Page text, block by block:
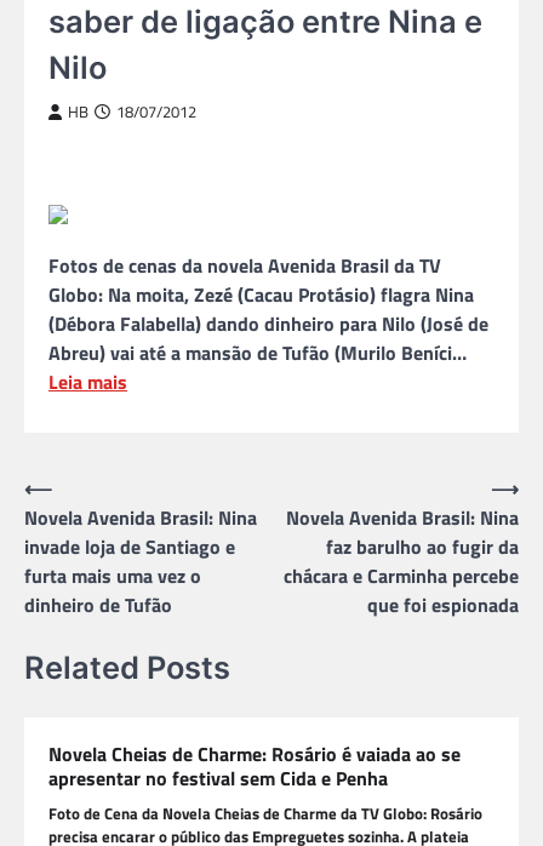
saber de ligação entre Nina e
Nilo
HB 18/07/2012
Fotos de cenas da novela Avenida Brasil da TV
Globo: Na moita, Zezé (Cacau Protásio) flagra Nina
(Débora Falabella) dando dinheiro para Nilo (José de
Abreu) vai até a mansão de Tufão (Murilo Beníci…
Leia mais
Navegação
de
Post
⟵
Novela Avenida Brasil: Nina
invade loja de Santiago e
furta mais uma vez o
dinheiro de Tufão
Novela Avenida Brasil: Nina
faz barulho ao fugir da
chácara e Carminha percebe
que foi espionada
⟶
Related Posts
Novela Cheias de Charme: Rosário é vaiada ao se
apresentar no festival sem Cida e Penha
Foto de Cena da Novela Cheias de Charme da TV Globo: Rosário
precisa encarar o público das Empreguetes sozinha. A plateia